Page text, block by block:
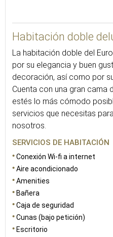
Habitación doble
La habitación doble del
por su elegancia y buen
decoración, así como por
Cuenta con una gran cama
estés lo más cómodo
servicios que necesitas
nosotros.
SERVICIOS DE HABITACIÓN
Conexión Wi-fi a internet
Aire acondicionado
Amenities
Bañera
Caja de seguridad
Cunas (bajo petición)
Escritorio